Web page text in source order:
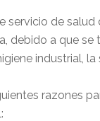
servicio de
debido a que
industrial,
razones